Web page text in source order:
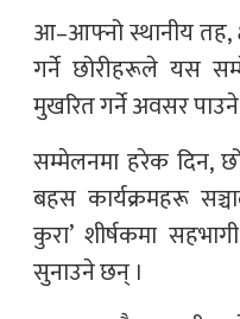
आ–आफ्नो स्थानीय तह,
गर्ने छोरीहरूले यस
मुखरित गर्ने अवसर
सम्मेलनमा हरेक दिन,
बहस कार्यक्रमहरू
कुरा’ शीर्षकमा
सुनाउने छन् ।